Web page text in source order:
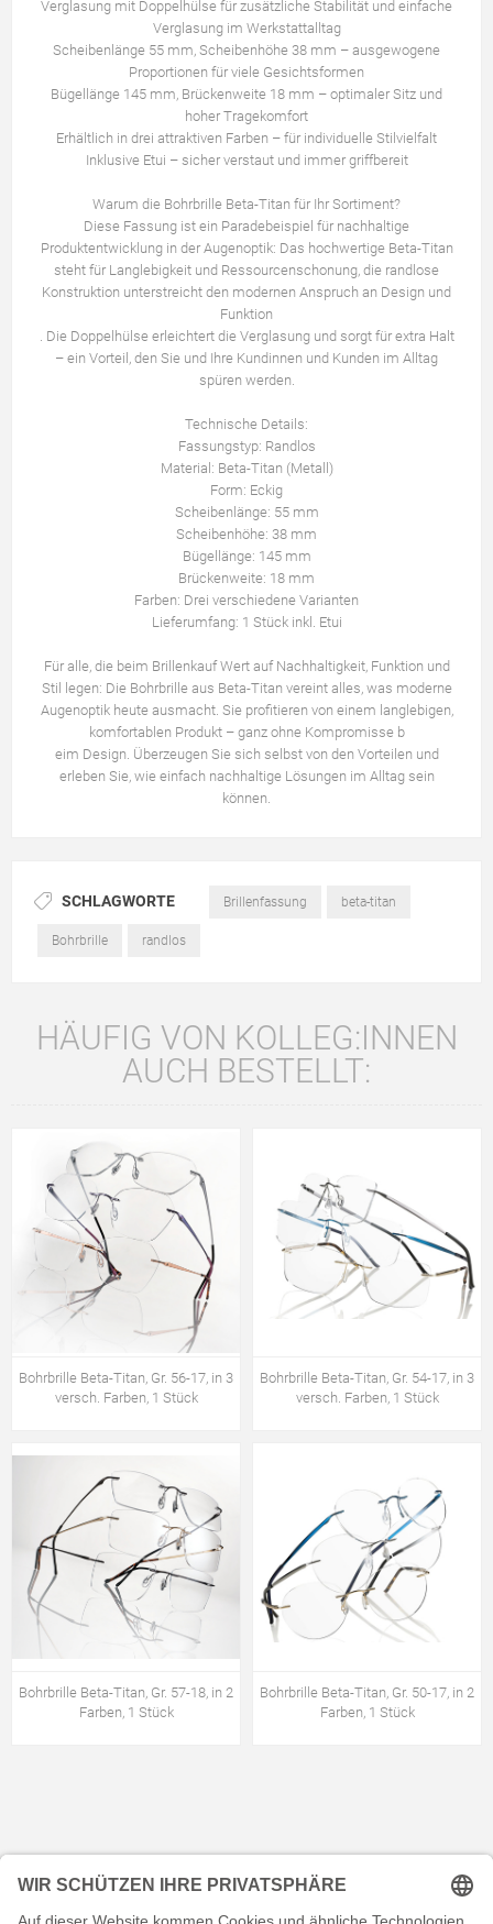
Verglasung mit Doppelhülse für zusätzliche Stabilität und einfache
Verglasung im Werkstattalltag
Scheibenlänge 55 mm, Scheibenhöhe 38 mm – ausgewogene
Proportionen für viele Gesichtsformen
Bügellänge 145 mm, Brückenweite 18 mm – optimaler Sitz und
hoher Tragekomfort
Erhältlich in drei attraktiven Farben – für individuelle Stilvielfalt
Inklusive Etui – sicher verstaut und immer griffbereit
Warum die Bohrbrille Beta-Titan für Ihr Sortiment?
Diese Fassung ist ein Paradebeispiel für nachhaltige
Produktentwicklung in der Augenoptik: Das hochwertige Beta-Titan
steht für Langlebigkeit und Ressourcenschonung, die randlose
Konstruktion unterstreicht den modernen Anspruch an Design und
Funktion
. Die Doppelhülse erleichtert die Verglasung und sorgt für extra Halt
– ein Vorteil, den Sie und Ihre Kundinnen und Kunden im Alltag
spüren werden.
Technische Details:
Fassungstyp: Randlos
Material: Beta-Titan (Metall)
Form: Eckig
Scheibenlänge: 55 mm
Scheibenhöhe: 38 mm
Bügellänge: 145 mm
Brückenweite: 18 mm
Farben: Drei verschiedene Varianten
Lieferumfang: 1 Stück inkl. Etui
Für alle, die beim Brillenkauf Wert auf Nachhaltigkeit, Funktion und
Stil legen: Die Bohrbrille aus Beta-Titan vereint alles, was moderne
Augenoptik heute ausmacht. Sie profitieren von einem langlebigen,
komfortablen Produkt – ganz ohne Kompromisse b
eim Design. Überzeugen Sie sich selbst von den Vorteilen und
erleben Sie, wie einfach nachhaltige Lösungen im Alltag sein
können.
SCHLAGWORTE Brillenfassung beta-titan
Bohrbrille randlos
HÄUFIG VON KOLLEG:INNEN
AUCH BESTELLT:
Bohrbrille Beta-Titan, Gr. 56-17, in 3
versch. Farben, 1 Stück
Bohrbrille Beta-Titan, Gr. 54-17, in 3
versch. Farben, 1 Stück
Bohrbrille Beta-Titan, Gr. 57-18, in 2
Farben, 1 Stück
Bohrbrille Beta-Titan, Gr. 50-17, in 2
Farben, 1 Stück